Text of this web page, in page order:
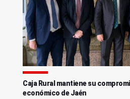
Caja Rural mantiene su
económico de Jaén